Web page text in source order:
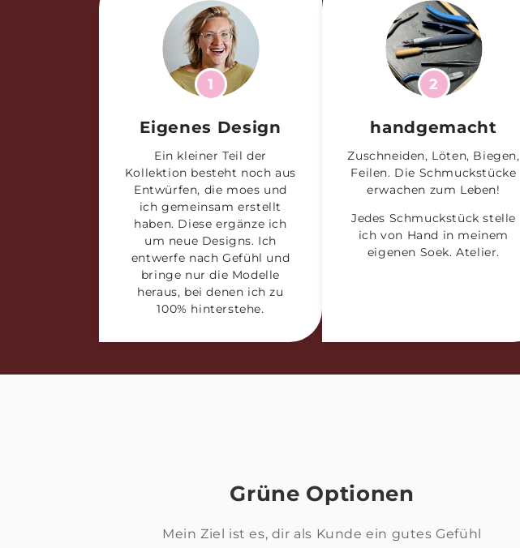
1
Eigenes Design
Ein kleiner Teil der
Kollektion besteht noch aus
Entwürfen, die moes und
ich gemeinsam erstellt
haben. Diese ergänze ich
um neue Designs. Ich
entwerfe nach Gefühl und
bringe nur die Modelle
heraus, bei denen ich zu
100% hinterstehe.
2
handgemacht
Zuschneiden, Löten, Biegen,
Feilen. Die Schmuckstücke
erwachen zum Leben!
Jedes Schmuckstück stelle
ich von Hand in meinem
eigenen Soek. Atelier.
Grüne Optionen
Mein Ziel ist es, dir als Kunde ein gutes Gefühl